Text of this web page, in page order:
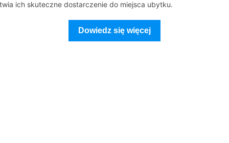
ich skuteczne dostarczenie do miejsca ubytku.
Dowiedz się więcej